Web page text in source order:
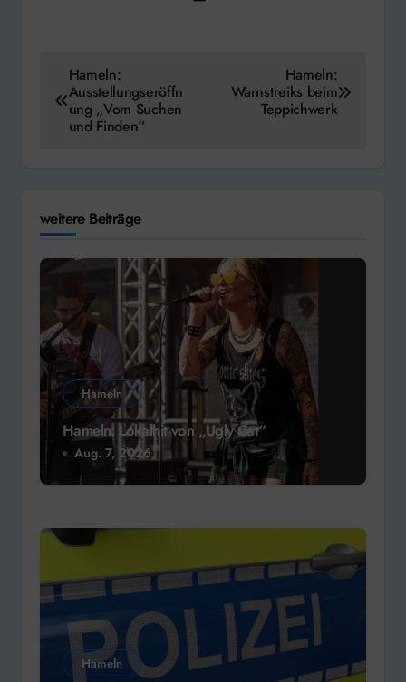
Beitragsnavigation
Hameln:
Ausstellungseröffn
ung „Vom Suchen
und Finden“
Hameln:
Warnstreiks beim
Teppichwerk
weitere Beiträge
Hameln
Hameln: Lokalhit von „Ugly Cat“
Aug. 7, 2026
Hameln